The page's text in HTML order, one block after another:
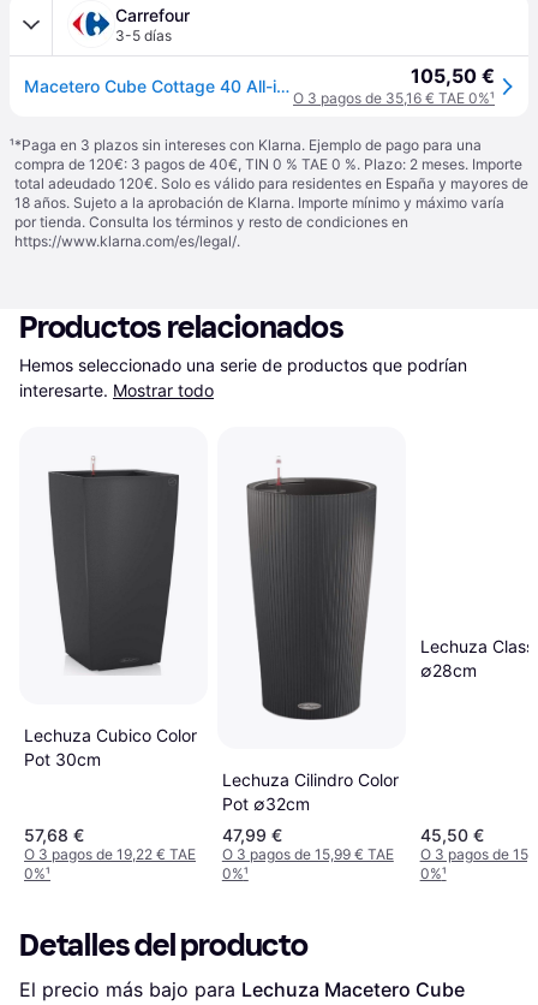
Carrefour
3-5 días
Macetero Cube Cottage 40 All-in-one Color Granito Lechuza 105,50 €
O 3 pagos de 35,16 € TAE 0%¹
¹*Paga en 3 plazos sin intereses con Klarna. Ejemplo de pago para una
compra de 120€: 3 pagos de 40€, TIN 0 % TAE 0 %. Plazo: 2 meses. Importe
total adeudado 120€. Solo es válido para residentes en España y mayores de
18 años. Sujeto a la aprobación de Klarna. Importe mínimo y máximo varía
por tienda. Consulta los términos y resto de condiciones en
https://www.klarna.com/es/legal/.
Productos relacionados
Hemos seleccionado una serie de productos que podrían
interesarte. Mostrar todo
Lechuza Cubico Color
Pot 30cm
57,68 €
O 3 pagos de 19,22 € TAE
0%¹
Lechuza Cilindro Color
Pot ∅32cm
47,99 €
O 3 pagos de 15,99 € TAE
0%¹
Lechuza
∅28cm
45,50 €
O 3 pagos de
0%¹
Detalles del producto
El precio más bajo para Lechuza Macetero Cube